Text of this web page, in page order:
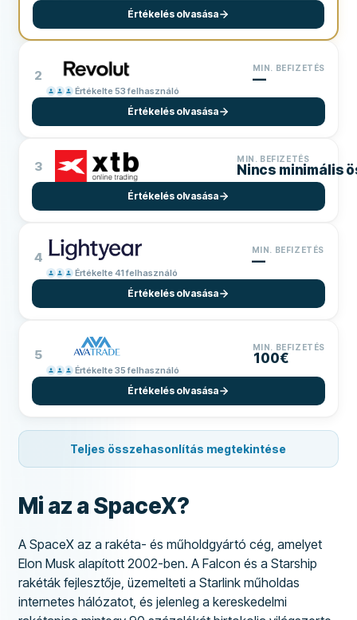
Értékelés olvasása
2
Értékelte 53 felhasználó
MIN. BEFIZETÉS
—
Értékelés olvasása
3 MIN. BEFIZETÉS
Nincs minimális
Értékelés olvasása
4
Értékelte 41 felhasználó
MIN. BEFIZETÉS
—
Értékelés olvasása
5
Értékelte 35 felhasználó
MIN. BEFIZETÉS
100€
Értékelés olvasása
Teljes összehasonlítás megtekintése
Mi az a SpaceX?
A SpaceX az a rakéta- és műholdgyártó cég, amelyet
Elon Musk alapított 2002-ben. A Falcon és a Starship
rakéták fejlesztője, üzemelteti a Starlink műholdas
internetes hálózatot, és jelenleg a kereskedelmi